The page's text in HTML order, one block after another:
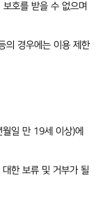
호를 받을 수 없으며
의 경우에는 이용 제한
일 만 19세 이상)에
한 보류 및 거부가 될